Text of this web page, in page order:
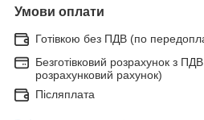
Умови оплати
Готівкою без ПДВ (по
Безготівковий розрахунок з
розрахунковий рахунок)
Післяплата